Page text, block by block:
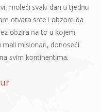
moleći svaki dan u tjednu
otvara srce i obzore da
obzira na to u kojem
misionari, donoseći
svim kontinentima.